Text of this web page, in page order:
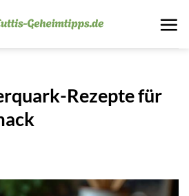
Rezepte für